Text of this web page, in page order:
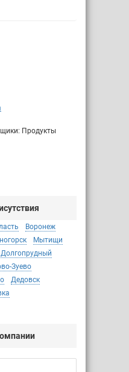
Продукты
Воронеж
Мытищи
Долгопрудный
Зуево
Дедовск